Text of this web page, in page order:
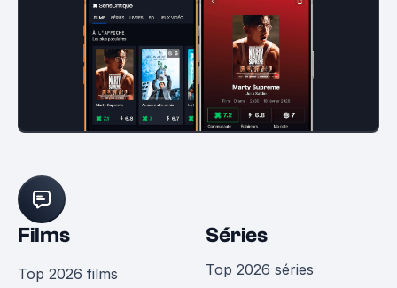
Films
Top 2026 films
Séries
Top 2026 séries